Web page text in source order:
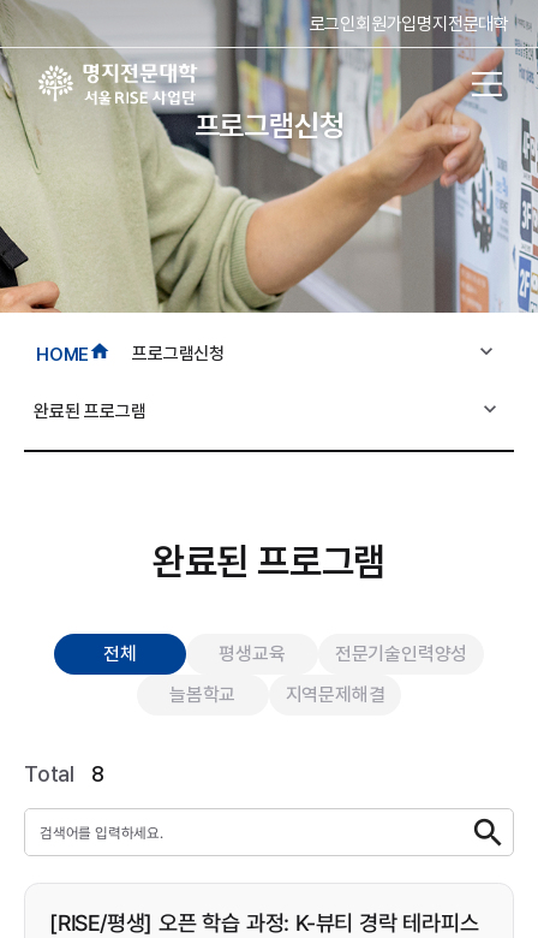
로그인회원가입명지전문대학
프로그램신청
HOMEhome 프로그램신청 expand_more
완료된 프로그램 expand_more
완료된 프로그램
전체 평생교육
전문기술인력양성
늘봄학교
지역문제해결
Total 8
[RISE/평생] 오픈 학습 과정: K-뷰티 경락 테라피스